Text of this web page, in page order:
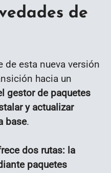
de
de esta nueva versión
hacia un
gestor de paquetes
y actualizar
base.
dos rutas: la
paquetes